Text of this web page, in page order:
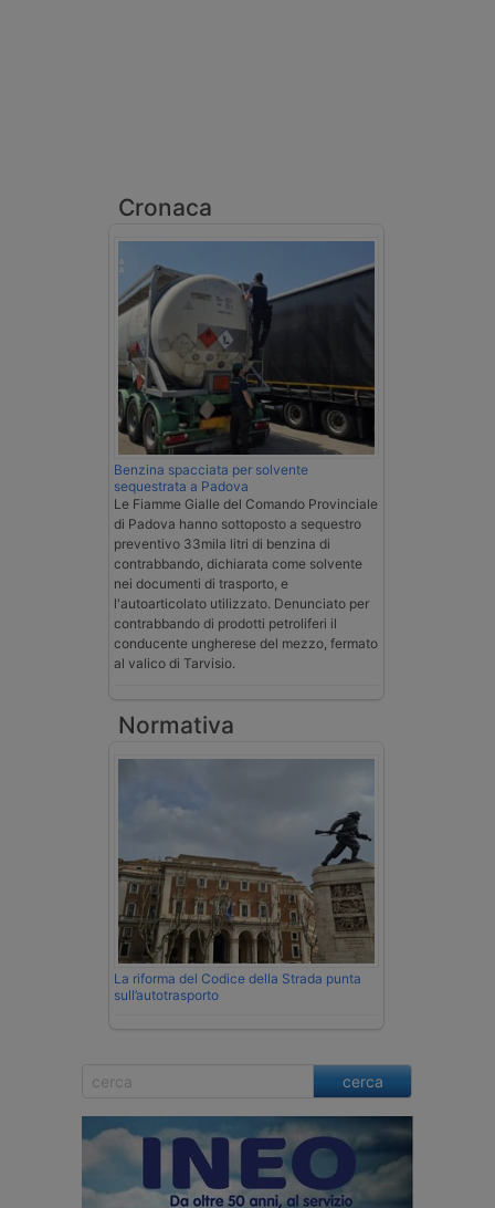
Cronaca
Benzina spacciata per solvente
sequestrata a Padova
Le Fiamme Gialle del Comando Provinciale
di Padova hanno sottoposto a sequestro
preventivo 33mila litri di benzina di
contrabbando, dichiarata come solvente
nei documenti di trasporto, e
l'autoarticolato utilizzato. Denunciato per
contrabbando di prodotti petroliferi il
conducente ungherese del mezzo, fermato
al valico di Tarvisio.
Normativa
La riforma del Codice della Strada punta
sull’autotrasporto
cerca